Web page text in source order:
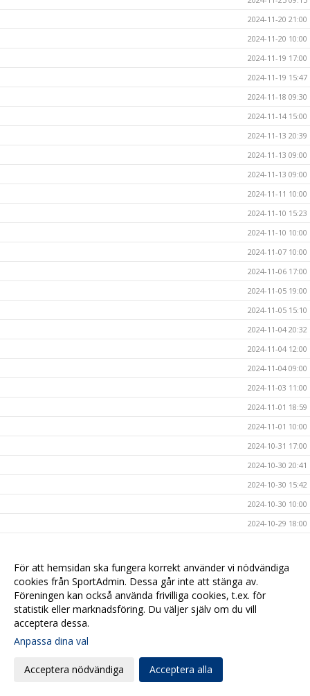
2024-11-20 21:00
2024-11-20 10:00
2024-11-19 17:00
2024-11-19 15:47
2024-11-18 09:30
2024-11-14 15:00
2024-11-13 20:39
2024-11-13 09:00
2024-11-13 09:00
2024-11-11 10:00
2024-11-10 15:23
2024-11-10 10:00
2024-11-07 10:00
2024-11-06 17:00
2024-11-05 19:00
2024-11-05 15:10
2024-11-04 20:32
2024-11-04 12:00
2024-11-04 09:00
2024-11-03 11:00
2024-11-01 18:59
2024-11-01 10:00
2024-10-31 17:00
2024-10-30 20:41
2024-10-30 15:42
2024-10-30 10:00
2024-10-29 18:00
2024-10-28 20:44
2024-10-28 10:20
2024-10-27 10:00
För att hemsidan ska fungera korrekt använder vi nödvändiga
cookies från SportAdmin. Dessa går inte att stänga av.
Föreningen kan också använda frivilliga cookies, t.ex. för
statistik eller marknadsföring. Du väljer själv om du vill
acceptera dessa.
Anpassa dina val
Acceptera nödvändiga Acceptera alla